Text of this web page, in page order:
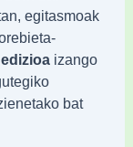
egitasmoak
izango
bat